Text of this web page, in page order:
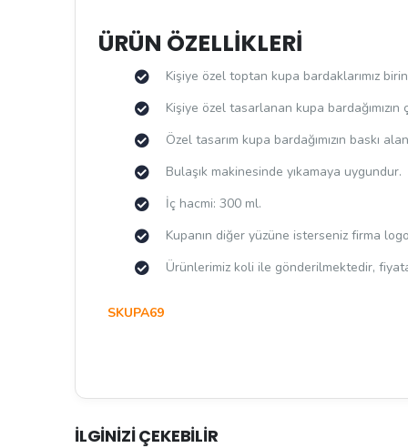
ÜRÜN ÖZELLİKLERİ
Kişiye özel toptan kupa bardaklarımız
Kişiye özel tasarlanan kupa
Özel tasarım kupa bardağımızın baskı
Bulaşık makinesinde yıkamaya uygundur.
İç hacmi: 300 ml.
Kupanın diğer yüzüne isterseniz firma
Ürünlerimiz koli ile gönderilmektedir,
SKUPA69
İLGİNİZİ ÇEKEBİLİR